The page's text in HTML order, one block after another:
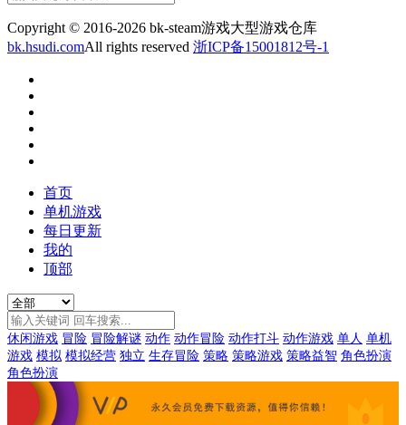
Copyright © 2016-2026 bk-steam游戏大型游戏仓库
bk.hsudi.comAll rights reserved 浙ICP备15001812号-1
首页
单机游戏
每日更新
我的
顶部
休闲游戏 冒险 冒险解谜 动作 动作冒险 动作打斗 动作游戏 单人 单机
游戏 模拟 模拟经营 独立 生存冒险 策略 策略游戏 策略益智 角色扮演
角色扮演